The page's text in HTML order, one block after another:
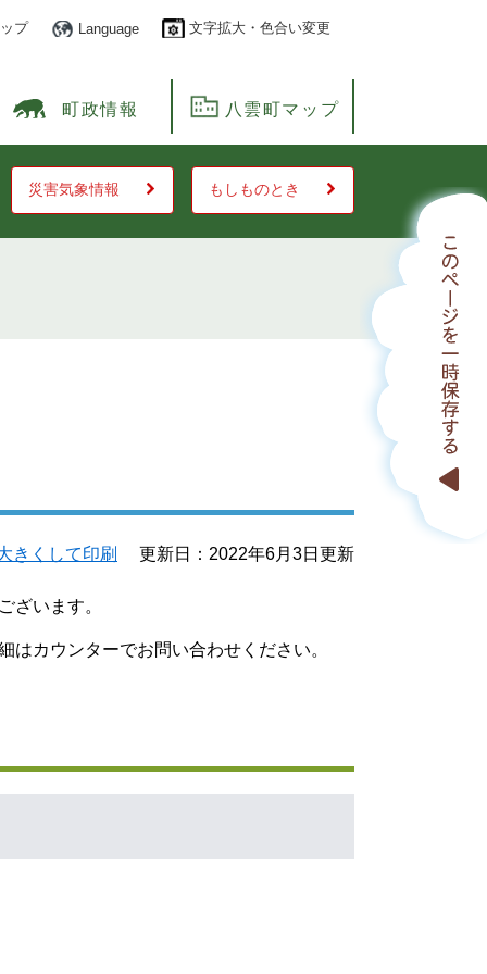
プ Language 文字拡大・色合い変更
町政情報 八雲町マップ
災害気象情報 もしものとき
きくして印刷 更新日：2022年6月3日更新
ざいます。
カウンターでお問い合わせください。